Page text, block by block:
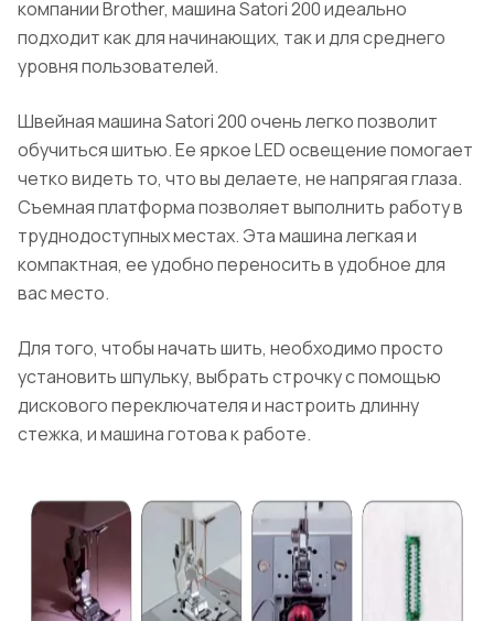
компании Brother, машина Satori 200 идеально
подходит как для начинающих, так и для среднего
уровня пользователей.
Швейная машина Satori 200 очень легко позволит
обучиться шитью. Ее яркое LED освещение помогает
четко видеть то, что вы делаете, не напрягая глаза.
Съемная платформа позволяет выполнить работу в
труднодоступных местах. Эта машина легкая и
компактная, ее удобно переносить в удобное для
вас место.
Для того, чтобы начать шить, необходимо просто
установить шпульку, выбрать строчку с помощью
дискового переключателя и настроить длинну
стежка, и машина готова к работе.